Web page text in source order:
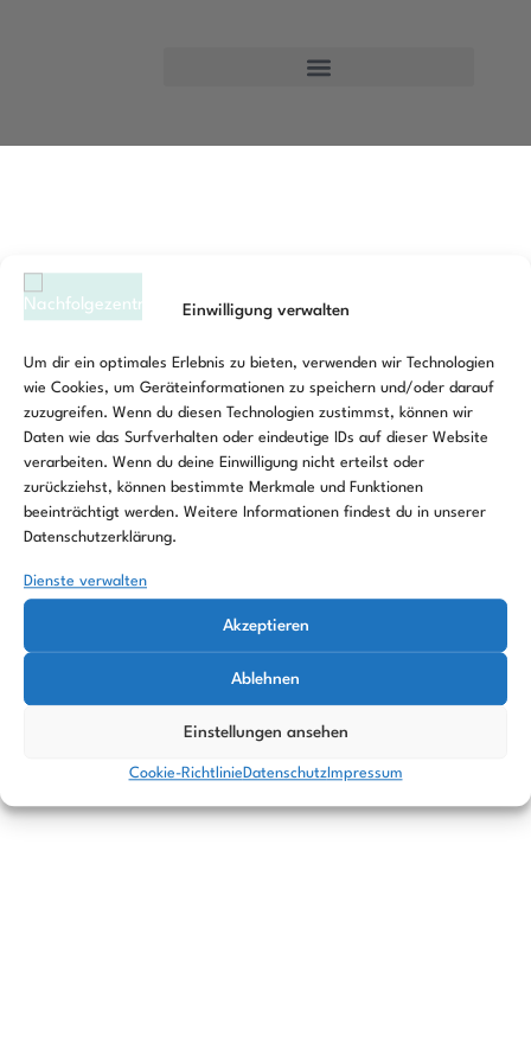
Einwilligung verwalten
Um dir ein optimales Erlebnis zu bieten, verwenden wir Technologien
wie Cookies, um Geräteinformationen zu speichern und/oder darauf
zuzugreifen. Wenn du diesen Technologien zustimmst, können wir
Daten wie das Surfverhalten oder eindeutige IDs auf dieser Website
verarbeiten. Wenn du deine Einwilligung nicht erteilst oder
zurückziehst, können bestimmte Merkmale und Funktionen
beeinträchtigt werden. Weitere Informationen findest du in unserer
Datenschutzerklärung.
Dienste verwalten
Akzeptieren
Ablehnen
Einstellungen ansehen
Cookie-RichtlinieDatenschutzImpressum
Unternehmensnachfolge im südlichen Brandenburg
Neue Unterstützung für die Unternehensnachfolge im südlichen
Brandenburg Die Unternehmensnachfolge gehört zu den
wichtigsten Zukunftsthemen für den Mittelstand und das
Handwerk. Viele Unternehmerinnen und Unternehmer haben
über Jahrzehnte erfolgreiche Betriebe […]
Richtlinie
© 2026 Nachfolgezentrale Brandenburg